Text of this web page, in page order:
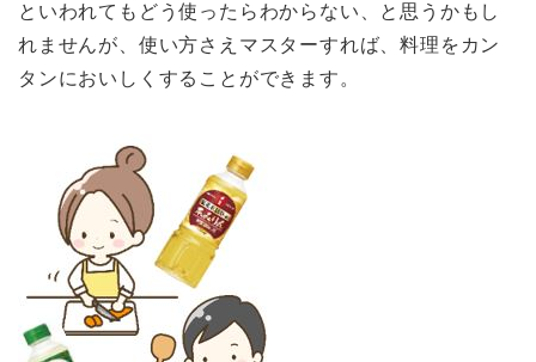
といわれてもどう使ったらわからない、と思うかもし
れませんが、使い方さえマスターすれば、料理をカン
タンにおいしくすることができます。